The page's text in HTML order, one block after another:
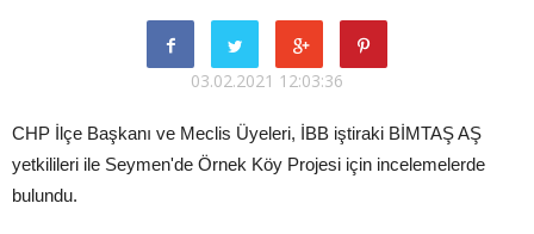
03.02.2021 12:03:36
CHP İlçe Başkanı ve Meclis Üyeleri, İBB iştiraki BİMTAŞ AŞ
yetkilileri ile Seymen'de Örnek Köy Projesi için incelemelerde
bulundu.